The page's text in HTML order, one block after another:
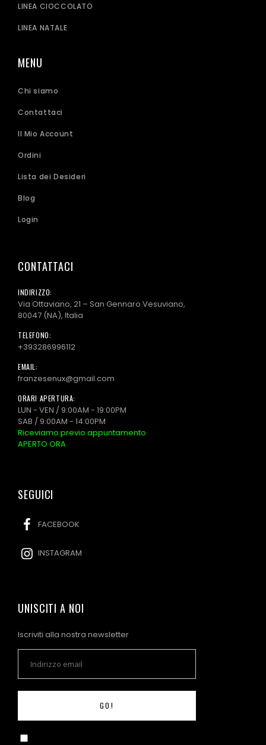
LINEA CIOCCOLATO
LINEA NATALE
MENU
Chi siamo
Contattaci
Il Mio Account
Ordini
Lista dei Desideri
Blog
Login
CONTATTACI
INDIRIZZO:
Via Ottaviano, 21 – San Gennaro Vesuviano,
80047 (NA), Italia
TELEFONO:
+393286996112
EMAIL:
franzesenux@gmail.com
ORARI APERTURA:
LUN - VEN / 9:00AM - 19:00PM
SAB / 9:00AM - 14:00PM
Riceviamo previo appuntamento
APERTO ORA
SEGUICI
FACEBOOK
INSTAGRAM
UNISCITI A NOI
Iscriviti alla nostra newsletter
GO!